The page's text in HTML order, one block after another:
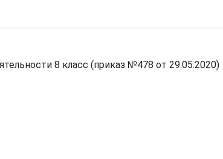
8 класс (приказ №478 от 29.05.2020)